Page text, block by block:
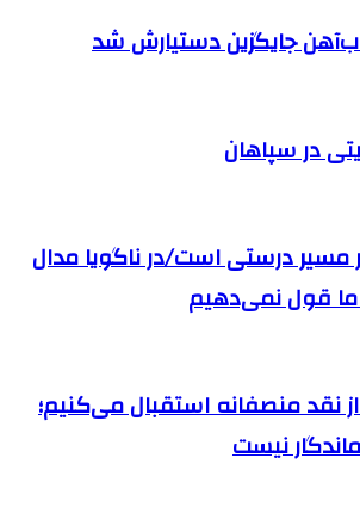
جایگزین دستیارش شد
در سپاهان
مسیر درستی است/در ناگویا مدال
قول نمی‌دهیم
نقد منصفانه استقبال می‌کنیم؛
نیست